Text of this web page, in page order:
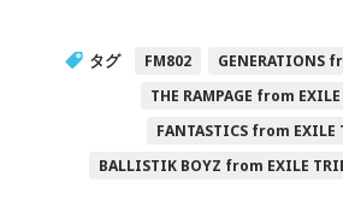
タグ FM802
GENERATIONS
THE RAMPAGE from
FANTASTICS from EXILE
BALLISTIK BOYZ from EXILE